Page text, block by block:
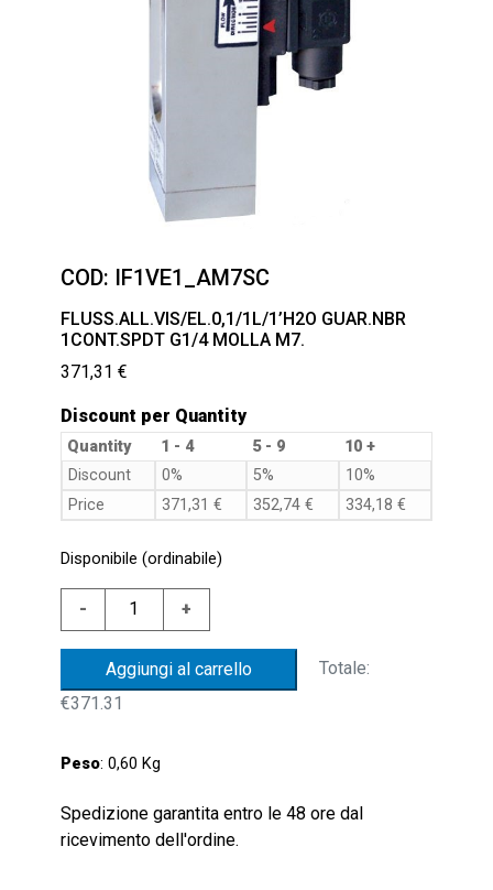
COD: IF1VE1_AM7SC
FLUSS.ALL.VIS/EL.0,1/1L/1’H2O GUAR.NBR
1CONT.SPDT G1/4 MOLLA M7.
371,31 €
Discount per Quantity
Quantity 1 - 4 5 - 9
10 +
Discount
0% 5%
10%
Price
371,31 € 352,74 € 334,18 €
Disponibile (ordinabile)
-
FLUSS.ALL.VIS/EL.0,1/1L/1'H2O
GUAR.NBR
1CONT.SPDT
G1/4
MOLLA
quantità
+
Aggiungi al carrello
Totale:
€371.31
Peso: 0,60 Kg
Spedizione garantita entro le 48 ore dal
ricevimento dell'ordine.